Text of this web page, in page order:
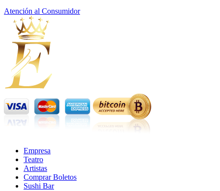
Atención al Consumidor
Empresa
Teatro
Artistas
Comprar Boletos
Sushi Bar